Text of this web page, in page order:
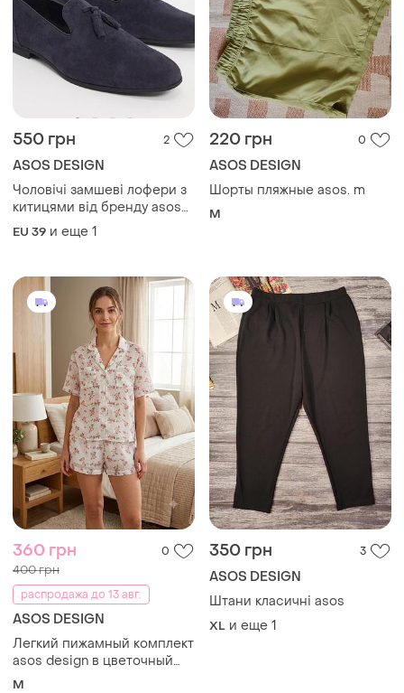
550 грн 2
ASOS DESIGN
Чоловічі замшеві лофери з
китицями від бренду asos
design у глибокому темно-
синьому відтінку
EU 39 и еще 1
220 грн 0
ASOS DESIGN
Шорты пляжные asos. m
M
360 грн 0
400 грн
распродажа до 13 авг.
ASOS DESIGN
Легкий пижамный комплект
asos design в цветочный
принт (рубашка + шорты)
M
350 грн 3
ASOS DESIGN
Штани класичні asos
XL и еще 1